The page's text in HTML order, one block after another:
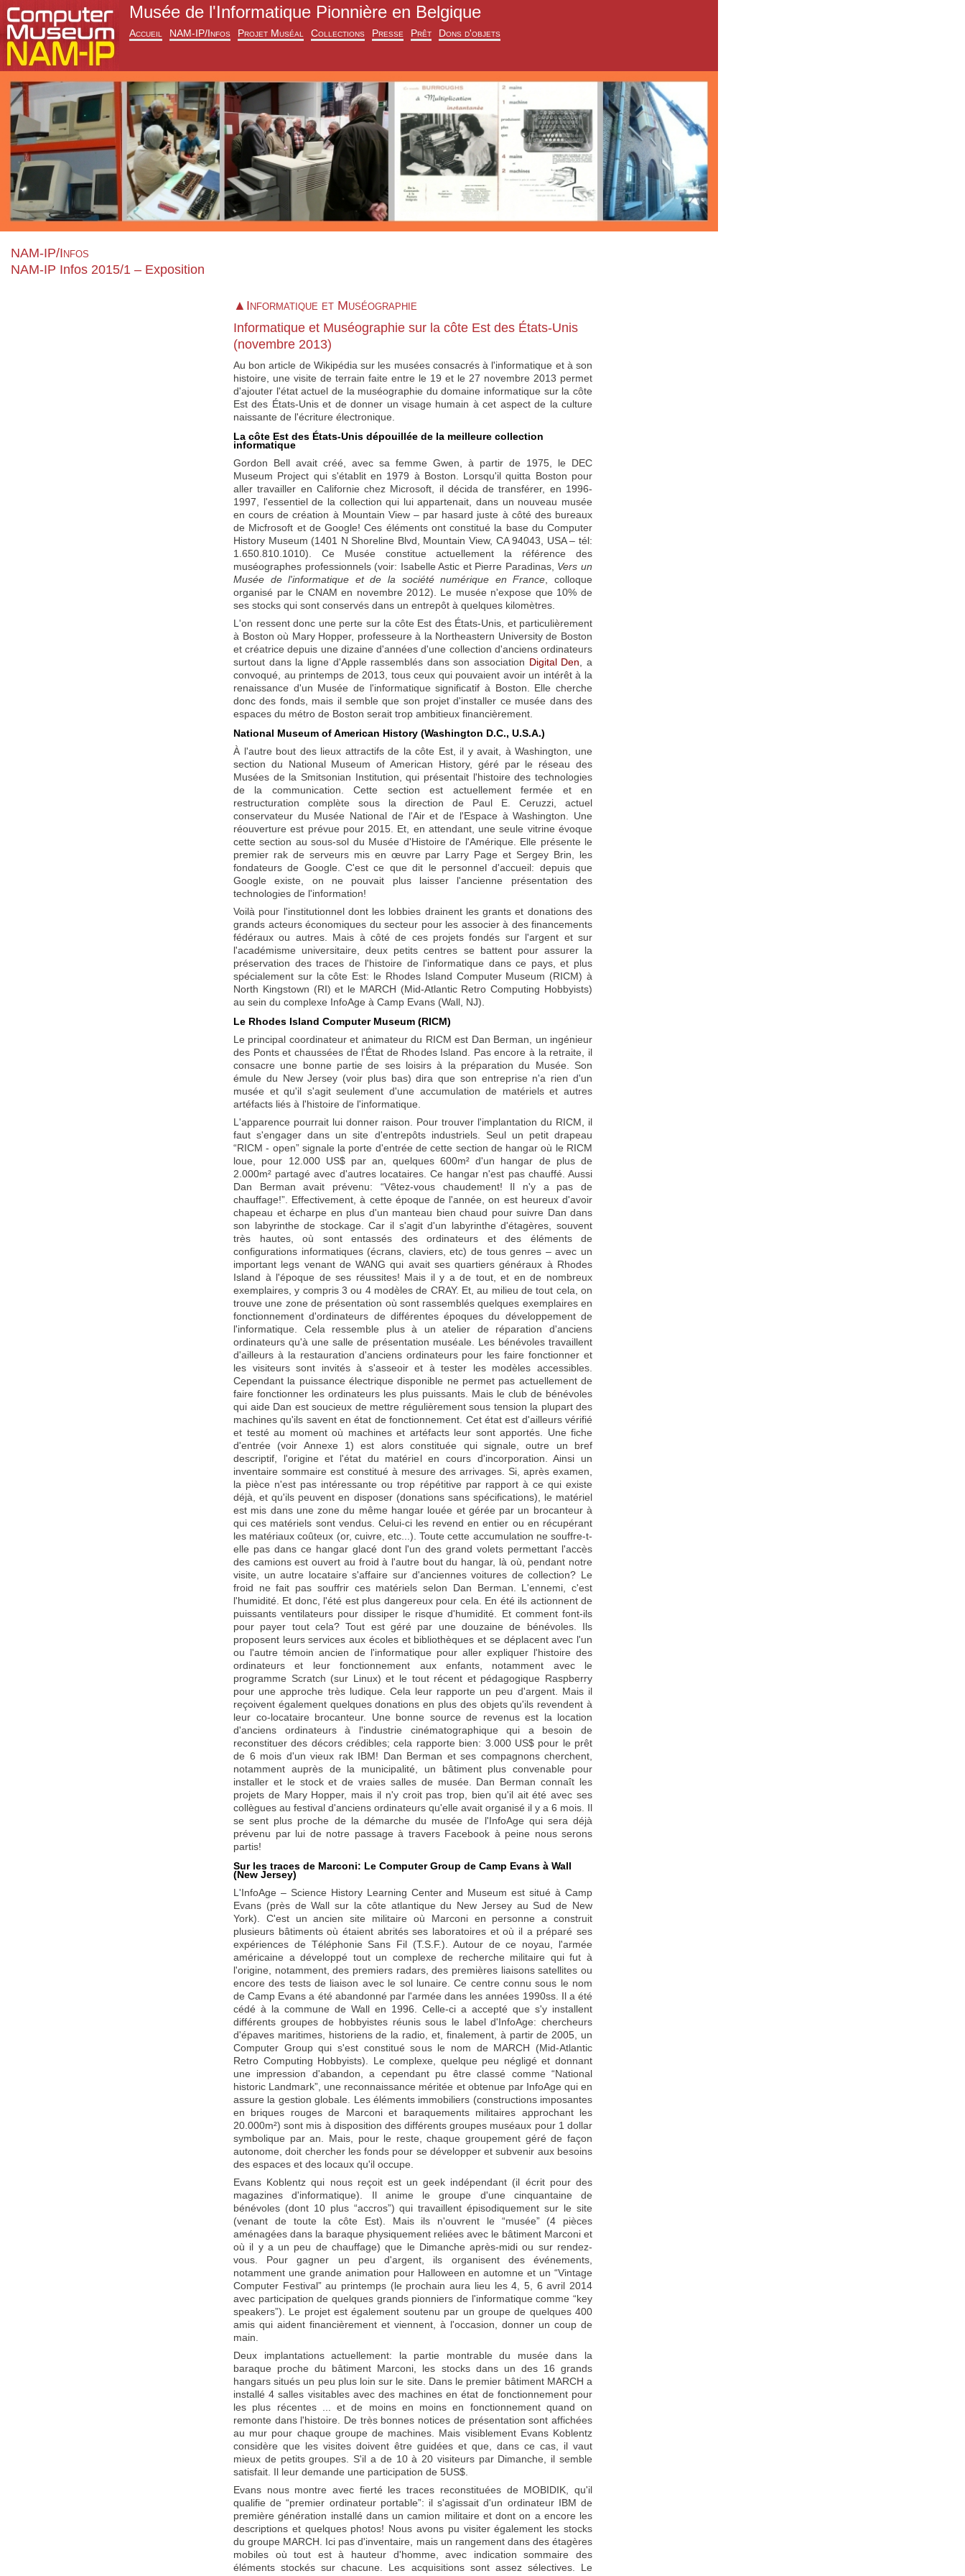
Musée de l'Informatique Pionnière en Belgique
Accueil NAM-IP/Infos Projet Muséal Collections Presse Prêt Dons d'objets
NAM-IP/Infos
NAM-IP Infos 2015/1 – Exposition
▲Informatique et Muséographie
Informatique et Muséographie sur la côte Est des États-Unis
(novembre 2013)
Au bon article de Wikipédia sur les musées consacrés à l'informatique et à son
histoire, une visite de terrain faite entre le 19 et le 27 novembre 2013 permet
d'ajouter l'état actuel de la muséographie du domaine informatique sur la côte
Est des États-Unis et de donner un visage humain à cet aspect de la culture
naissante de l'écriture électronique.
La côte Est des États-Unis dépouillée de la meilleure collection
informatique
Gordon Bell avait créé, avec sa femme Gwen, à partir de 1975, le DEC
Museum Project qui s'établit en 1979 à Boston. Lorsqu'il quitta Boston pour
aller travailler en Californie chez Microsoft, il décida de transférer, en 1996-
1997, l'essentiel de la collection qui lui appartenait, dans un nouveau musée
en cours de création à Mountain View – par hasard juste à côté des bureaux
de Micfrosoft et de Google! Ces éléments ont constitué la base du Computer
History Museum (1401 N Shoreline Blvd, Mountain View, CA 94043, USA – tél:
1.650.810.1010). Ce Musée constitue actuellement la référence des
muséographes professionnels (voir: Isabelle Astic et Pierre Paradinas, Vers un
Musée de l'informatique et de la société numérique en France, colloque
organisé par le CNAM en novembre 2012). Le musée n'expose que 10% de
ses stocks qui sont conservés dans un entrepôt à quelques kilomètres.
L'on ressent donc une perte sur la côte Est des États-Unis, et particulièrement
à Boston où Mary Hopper, professeure à la Northeastern University de Boston
et créatrice depuis une dizaine d'années d'une collection d'anciens ordinateurs
surtout dans la ligne d'Apple rassemblés dans son association Digital Den, a
convoqué, au printemps de 2013, tous ceux qui pouvaient avoir un intérêt à la
renaissance d'un Musée de l'informatique significatif à Boston. Elle cherche
donc des fonds, mais il semble que son projet d'installer ce musée dans des
espaces du métro de Boston serait trop ambitieux financièrement.
National Museum of American History (Washington D.C., U.S.A.)
À l'autre bout des lieux attractifs de la côte Est, il y avait, à Washington, une
section du National Museum of American History, géré par le réseau des
Musées de la Smitsonian Institution, qui présentait l'histoire des technologies
de la communication. Cette section est actuellement fermée et en
restructuration complète sous la direction de Paul E. Ceruzzi, actuel
conservateur du Musée National de l'Air et de l'Espace à Washington. Une
réouverture est prévue pour 2015. Et, en attendant, une seule vitrine évoque
cette section au sous-sol du Musée d'Histoire de l'Amérique. Elle présente le
premier rak de serveurs mis en œuvre par Larry Page et Sergey Brin, les
fondateurs de Google. C'est ce que dit le personnel d'accueil: depuis que
Google existe, on ne pouvait plus laisser l'ancienne présentation des
technologies de l'information!
Voilà pour l'institutionnel dont les lobbies drainent les grants et donations des
grands acteurs économiques du secteur pour les associer à des financements
fédéraux ou autres. Mais à côté de ces projets fondés sur l'argent et sur
l'académisme universitaire, deux petits centres se battent pour assurer la
préservation des traces de l'histoire de l'informatique dans ce pays, et plus
spécialement sur la côte Est: le Rhodes Island Computer Museum (RICM) à
North Kingstown (RI) et le MARCH (Mid-Atlantic Retro Computing Hobbyists)
au sein du complexe InfoAge à Camp Evans (Wall, NJ).
Le Rhodes Island Computer Museum (RICM)
Le principal coordinateur et animateur du RICM est Dan Berman, un ingénieur
des Ponts et chaussées de l'État de Rhodes Island. Pas encore à la retraite, il
consacre une bonne partie de ses loisirs à la préparation du Musée. Son
émule du New Jersey (voir plus bas) dira que son entreprise n'a rien d'un
musée et qu'il s'agit seulement d'une accumulation de matériels et autres
artéfacts liés à l'histoire de l'informatique.
L'apparence pourrait lui donner raison. Pour trouver l'implantation du RICM, il
faut s'engager dans un site d'entrepôts industriels. Seul un petit drapeau
“RICM - open” signale la porte d'entrée de cette section de hangar où le RICM
loue, pour 12.000 US$ par an, quelques 600m² d'un hangar de plus de
2.000m² partagé avec d'autres locataires. Ce hangar n'est pas chauffé. Aussi
Dan Berman avait prévenu: “Vêtez-vous chaudement! Il n'y a pas de
chauffage!”. Effectivement, à cette époque de l'année, on est heureux d'avoir
chapeau et écharpe en plus d'un manteau bien chaud pour suivre Dan dans
son labyrinthe de stockage. Car il s'agit d'un labyrinthe d'étagères, souvent
très hautes, où sont entassés des ordinateurs et des éléments de
configurations informatiques (écrans, claviers, etc) de tous genres – avec un
important legs venant de WANG qui avait ses quartiers généraux à Rhodes
Island à l'époque de ses réussites! Mais il y a de tout, et en de nombreux
exemplaires, y compris 3 ou 4 modèles de CRAY. Et, au milieu de tout cela, on
trouve une zone de présentation où sont rassemblés quelques exemplaires en
fonctionnement d'ordinateurs de différentes époques du développement de
l'informatique. Cela ressemble plus à un atelier de réparation d'anciens
ordinateurs qu'à une salle de présentation muséale. Les bénévoles travaillent
d'ailleurs à la restauration d'anciens ordinateurs pour les faire fonctionner et
les visiteurs sont invités à s'asseoir et à tester les modèles accessibles.
Cependant la puissance électrique disponible ne permet pas actuellement de
faire fonctionner les ordinateurs les plus puissants. Mais le club de bénévoles
qui aide Dan est soucieux de mettre régulièrement sous tension la plupart des
machines qu'ils savent en état de fonctionnement. Cet état est d'ailleurs vérifié
et testé au moment où machines et artéfacts leur sont apportés. Une fiche
d'entrée (voir Annexe 1) est alors constituée qui signale, outre un bref
descriptif, l'origine et l'état du matériel en cours d'incorporation. Ainsi un
inventaire sommaire est constitué à mesure des arrivages. Si, après examen,
la pièce n'est pas intéressante ou trop répétitive par rapport à ce qui existe
déjà, et qu'ils peuvent en disposer (donations sans spécifications), le matériel
est mis dans une zone du même hangar louée et gérée par un brocanteur à
qui ces matériels sont vendus. Celui-ci les revend en entier ou en récupérant
les matériaux coûteux (or, cuivre, etc...). Toute cette accumulation ne souffre-t-
elle pas dans ce hangar glacé dont l'un des grand volets permettant l'accès
des camions est ouvert au froid à l'autre bout du hangar, là où, pendant notre
visite, un autre locataire s'affaire sur d'anciennes voitures de collection? Le
froid ne fait pas souffrir ces matériels selon Dan Berman. L'ennemi, c'est
l'humidité. Et donc, l'été est plus dangereux pour cela. En été ils actionnent de
puissants ventilateurs pour dissiper le risque d'humidité. Et comment font-ils
pour payer tout cela? Tout est géré par une douzaine de bénévoles. Ils
proposent leurs services aux écoles et bibliothèques et se déplacent avec l'un
ou l'autre témoin ancien de l'informatique pour aller expliquer l'histoire des
ordinateurs et leur fonctionnement aux enfants, notamment avec le
programme Scratch (sur Linux) et le tout récent et pédagogique Raspberry
pour une approche très ludique. Cela leur rapporte un peu d'argent. Mais il
reçoivent également quelques donations en plus des objets qu'ils revendent à
leur co-locataire brocanteur. Une bonne source de revenus est la location
d'anciens ordinateurs à l'industrie cinématographique qui a besoin de
reconstituer des décors crédibles; cela rapporte bien: 3.000 US$ pour le prêt
de 6 mois d'un vieux rak IBM! Dan Berman et ses compagnons cherchent,
notamment auprès de la municipalité, un bâtiment plus convenable pour
installer et le stock et de vraies salles de musée. Dan Berman connaît les
projets de Mary Hopper, mais il n'y croit pas trop, bien qu'il ait été avec ses
collègues au festival d'anciens ordinateurs qu'elle avait organisé il y a 6 mois. Il
se sent plus proche de la démarche du musée de l'InfoAge qui sera déjà
prévenu par lui de notre passage à travers Facebook à peine nous serons
partis!
Sur les traces de Marconi: Le Computer Group de Camp Evans à Wall
(New Jersey)
L'InfoAge – Science History Learning Center and Museum est situé à Camp
Evans (près de Wall sur la côte atlantique du New Jersey au Sud de New
York). C'est un ancien site militaire où Marconi en personne a construit
plusieurs bâtiments où étaient abrités ses laboratoires et où il a préparé ses
expériences de Téléphonie Sans Fil (T.S.F.). Autour de ce noyau, l'armée
américaine a développé tout un complexe de recherche militaire qui fut à
l'origine, notamment, des premiers radars, des premières liaisons satellites ou
encore des tests de liaison avec le sol lunaire. Ce centre connu sous le nom
de Camp Evans a été abandonné par l'armée dans les années 1990ss. Il a été
cédé à la commune de Wall en 1996. Celle-ci a accepté que s'y installent
différents groupes de hobbyistes réunis sous le label d'InfoAge: chercheurs
d'épaves maritimes, historiens de la radio, et, finalement, à partir de 2005, un
Computer Group qui s'est constitué sous le nom de MARCH (Mid-Atlantic
Retro Computing Hobbyists). Le complexe, quelque peu négligé et donnant
une impression d'abandon, a cependant pu être classé comme “National
historic Landmark”, une reconnaissance méritée et obtenue par InfoAge qui en
assure la gestion globale. Les éléments immobiliers (constructions imposantes
en briques rouges de Marconi et baraquements militaires approchant les
20.000m²) sont mis à disposition des différents groupes muséaux pour 1 dollar
symbolique par an. Mais, pour le reste, chaque groupement géré de façon
autonome, doit chercher les fonds pour se développer et subvenir aux besoins
des espaces et des locaux qu'il occupe.
Evans Koblentz qui nous reçoit est un geek indépendant (il écrit pour des
magazines d'informatique). Il anime le groupe d'une cinquantaine de
bénévoles (dont 10 plus “accros”) qui travaillent épisodiquement sur le site
(venant de toute la côte Est). Mais ils n'ouvrent le “musée” (4 pièces
aménagées dans la baraque physiquement reliées avec le bâtiment Marconi et
où il y a un peu de chauffage) que le Dimanche après-midi ou sur rendez-
vous. Pour gagner un peu d'argent, ils organisent des événements,
notamment une grande animation pour Halloween en automne et un “Vintage
Computer Festival” au printemps (le prochain aura lieu les 4, 5, 6 avril 2014
avec participation de quelques grands pionniers de l'informatique comme “key
speakers”). Le projet est également soutenu par un groupe de quelques 400
amis qui aident financièrement et viennent, à l'occasion, donner un coup de
main.
Deux implantations actuellement: la partie montrable du musée dans la
baraque proche du bâtiment Marconi, les stocks dans un des 16 grands
hangars situés un peu plus loin sur le site. Dans le premier bâtiment MARCH a
installé 4 salles visitables avec des machines en état de fonctionnement pour
les plus récentes ... et de moins en moins en fonctionnement quand on
remonte dans l'histoire. De très bonnes notices de présentation sont affichées
au mur pour chaque groupe de machines. Mais visiblement Evans Koblentz
considère que les visites doivent être guidées et que, dans ce cas, il vaut
mieux de petits groupes. S'il a de 10 à 20 visiteurs par Dimanche, il semble
satisfait. Il leur demande une participation de 5US$.
Evans nous montre avec fierté les traces reconstituées de MOBIDIK, qu'il
qualifie de “premier ordinateur portable”: il s'agissait d'un ordinateur IBM de
première génération installé dans un camion militaire et dont on a encore les
descriptions et quelques photos! Nous avons pu visiter également les stocks
du groupe MARCH. Ici pas d'inventaire, mais un rangement dans des étagères
mobiles où tout est à hauteur d'homme, avec indication sommaire des
éléments stockés sur chacune. Les acquisitions sont assez sélectives. Le